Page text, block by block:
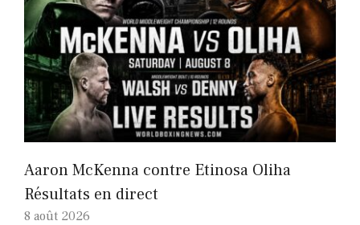
Aaron McKenna contre Etinosa Oliha
Résultats en direct
8 août 2026